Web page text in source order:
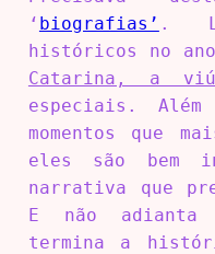
‘ biografias’ . Li
históricos no
Catarina, a
especiais.
momentos que
eles são bem
narrativa que
E não adianta
termina a